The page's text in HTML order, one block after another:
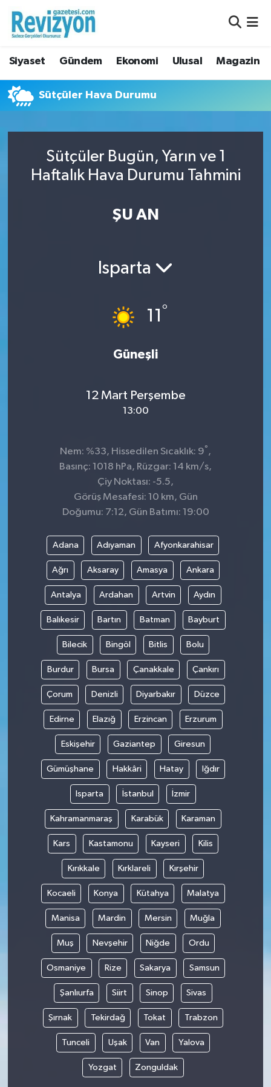
Siyaset Gündem Ekonomi Ulusal Magazin
Sütçüler Hava Durumu
Sütçüler Bugün, Yarın ve 1
Haftalık Hava Durumu Tahmini
ŞU AN
Isparta
11°
Güneşli
12 Mart Perşembe
13:00
Nem: %33, Hissedilen Sıcaklık: 9° ,
Basınç: 1018 hPa, Rüzgar: 14 km/s,
Çiy Noktası: -5.5,
Görüş Mesafesi: 10 km, Gün
Doğumu: 7:12, Gün Batımı: 19:00
Adana Adıyaman Afyonkarahisar
Ağrı Aksaray Amasya Ankara
Antalya Ardahan Artvin Aydın
Balıkesir Bartın Batman Bayburt
Bilecik Bingöl Bitlis Bolu
Burdur Bursa Çanakkale Çankırı
Çorum Denizli Diyarbakır Düzce
Edirne Elazığ Erzincan Erzurum
Eskişehir Gaziantep Giresun
Gümüşhane Hakkâri Hatay Iğdır
Isparta İstanbul İzmir
Kahramanmaraş Karabük Karaman
Kars Kastamonu Kayseri Kilis
Kırıkkale Kırklareli Kırşehir
Kocaeli Konya Kütahya Malatya
Manisa Mardin Mersin Muğla
Muş Nevşehir Niğde Ordu
Osmaniye Rize Sakarya Samsun
Şanlıurfa Siirt Sinop Sivas
Şırnak Tekirdağ Tokat Trabzon
Tunceli Uşak Van Yalova
Yozgat Zonguldak
Süper Lig Puan Durumu ve Fikstür